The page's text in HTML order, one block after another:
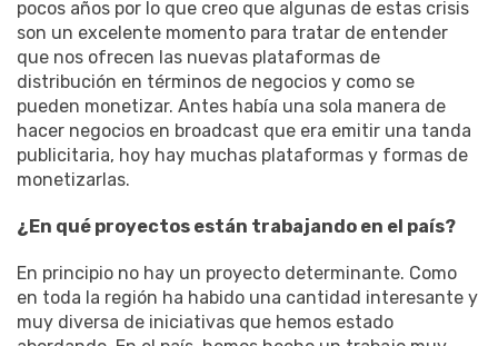
pocos años por lo que creo que algunas de estas crisis
son un excelente momento para tratar de entender
que nos ofrecen las nuevas plataformas de
distribución en términos de negocios y como se
pueden monetizar. Antes había una sola manera de
hacer negocios en broadcast que era emitir una tanda
publicitaria, hoy hay muchas plataformas y formas de
monetizarlas.
¿En qué proyectos están trabajando en el país?
En principio no hay un proyecto determinante. Como
en toda la región ha habido una cantidad interesante y
muy diversa de iniciativas que hemos estado